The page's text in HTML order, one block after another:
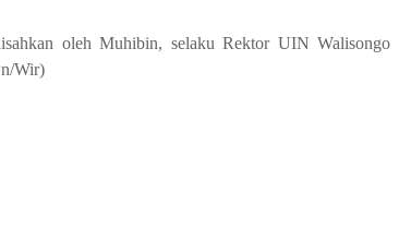
sahkan oleh Muhibin, selaku Rektor UIN Walisongo
Wir)